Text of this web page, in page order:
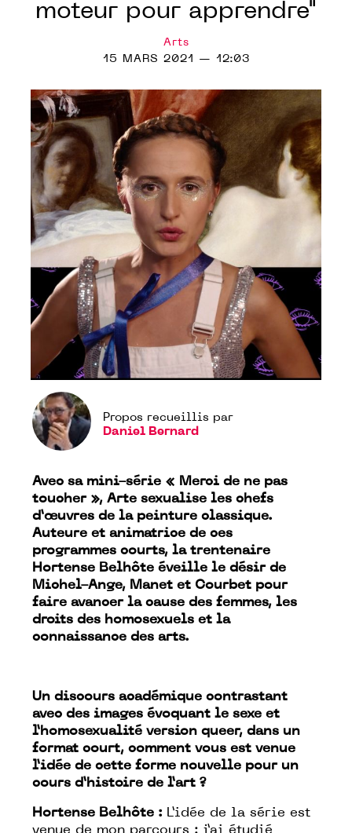
moteur pour apprendre"
Arts
15 MARS 2021 — 12:03
Propos recueillis par
Daniel Bernard
Avec sa mini-série « Merci de ne pas
toucher », Arte sexualise les chefs
d’œuvres de la peinture classique.
Auteure et animatrice de ces
programmes courts, la trentenaire
Hortense Belhôte éveille le désir de
Michel-Ange, Manet et Courbet pour
faire avancer la cause des femmes, les
droits des homosexuels et la
connaissance des arts.
Un discours académique contrastant
avec des images évoquant le sexe et
l’homosexualité version queer, dans un
format court, comment vous est venue
l’idée de cette forme nouvelle pour un
cours d’histoire de l’art ?
Hortense Belhôte : L’idée de la série est